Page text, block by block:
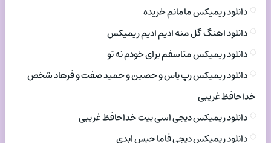
دانلود ریمیکس مامانم خریده
دانلود اهنگ گل منه ادیم ادیم ریمیکس
دانلود ریمیکس متاسفم برای خودم نه تو
دانلود ریمیکس رپ یاس و حصین و حمید صفت و فرهاد شخص
خداحافظ غریبی
دانلود ریمیکس دیجی اسی بیت خداحافظ غریبی
دانلود ریمیکس دیجی فاما حبس ابدی